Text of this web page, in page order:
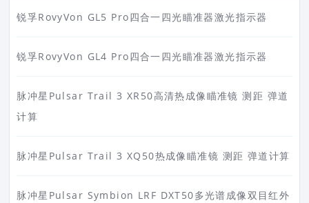
锐孚RovyVon GL5 Pro四合一四光瞄准器激光指示器
锐孚RovyVon GL4 Pro四合一四光瞄准器激光指示器
脉冲星Pulsar Trail 3 XR50高清热成像瞄准镜 测距 弹道
计算
脉冲星Pulsar Trail 3 XQ50热成像瞄准镜 测距 弹道计算
脉冲星Pulsar Symbion LRF DXT50多光谱成像双目红外